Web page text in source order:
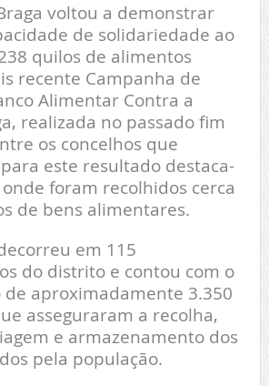
voltou a demonstrar
de solidariedade ao
quilos de alimentos
recente Campanha de
Alimentar Contra a
realizada no passado fim
os concelhos que
este resultado destaca-
onde foram recolhidos cerca
de bens alimentares.
em 115
do distrito e contou com o
aproximadamente 3.350
asseguraram a recolha,
e armazenamento dos
pela população.